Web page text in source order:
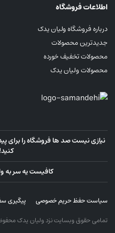
اطلاعات فروشگاه
درباره فروشگاه ولیان یدک
جدیدترین محصولات
محصولات تخفیف خورده
محصولات ولیان یدک
نیازی نیست صد ها فروشگاه را برای
کافیست یه سر به
سیاست حفظ حریم خصوصی پیگیری
تمامی حقوق وبسایت نزد ولیان یدک